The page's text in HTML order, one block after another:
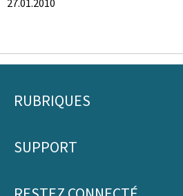
27.01.2010
Pied
page
RUBRIQUES
SUPPORT